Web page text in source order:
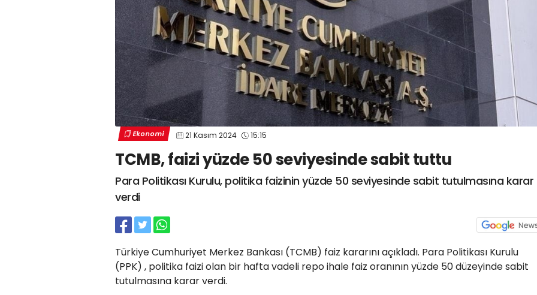
Ekonomi 21 Kasım 2024 15:15
TCMB, faizi yüzde 50 seviyesinde sabit tuttu
Para Politikası Kurulu, politika faizinin yüzde 50 seviyesinde sabit tutulmasına karar
verdi
Türkiye Cumhuriyet Merkez Bankası (TCMB) faiz kararını açıkladı. Para Politikası Kurulu
(PPK) , politika faizi olan bir hafta vadeli repo ihale faiz oranının yüzde 50 düzeyinde sabit
tutulmasına karar verdi.